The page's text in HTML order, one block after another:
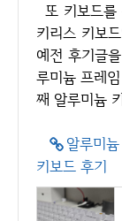
규 상품 업
또 키보드를 구매해 버리고 말았습니다. 이번에는 텐
키리스 키보
예전 후기글
루미늄 프레
째 알루미늄
알루미
키보드 후기